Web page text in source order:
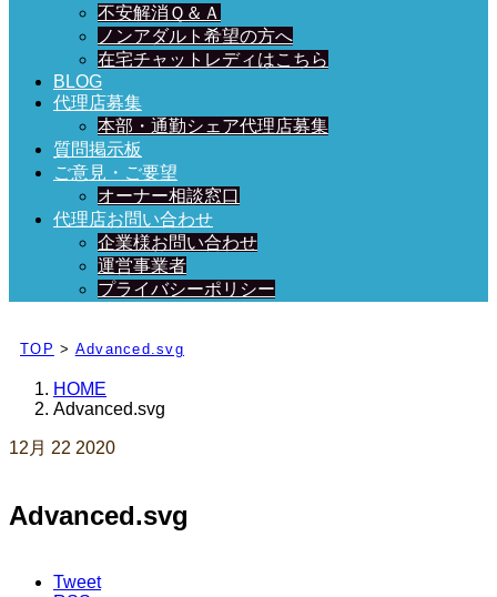
不安解消Ｑ＆Ａ
ノンアダルト希望の方へ
在宅チャットレディはこちら
BLOG
代理店募集
本部・通勤シェア代理店募集
質問掲示板
ご意見・ご要望
オーナー相談窓口
代理店お問い合わせ
企業様お問い合わせ
運営事業者
プライバシーポリシー
TOP > Advanced.svg
HOME
Advanced.svg
12月 22 2020
Advanced.svg
Tweet